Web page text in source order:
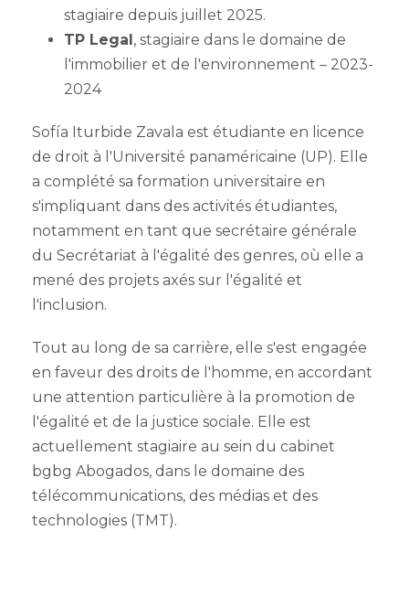
stagiaire depuis juillet 2025.
TP Legal, stagiaire dans le domaine de
l'immobilier et de l'environnement – 2023-
2024
Sofía Iturbide Zavala est étudiante en licence
de droit à l'Université panaméricaine (UP). Elle
a complété sa formation universitaire en
s'impliquant dans des activités étudiantes,
notamment en tant que secrétaire générale
du Secrétariat à l'égalité des genres, où elle a
mené des projets axés sur l'égalité et
l'inclusion.
Tout au long de sa carrière, elle s'est engagée
en faveur des droits de l'homme, en accordant
une attention particulière à la promotion de
l'égalité et de la justice sociale. Elle est
actuellement stagiaire au sein du cabinet
bgbg Abogados, dans le domaine des
télécommunications, des médias et des
technologies (TMT).